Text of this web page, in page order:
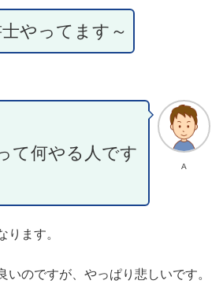
やってます～
A
て何やる人です
ります。
いのですが、やっぱり悲しいです。